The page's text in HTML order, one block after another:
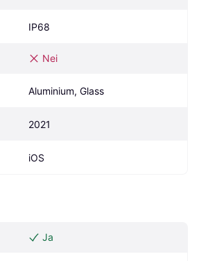
IP68
Nei
Aluminium, Glass
2021
iOS
Ja